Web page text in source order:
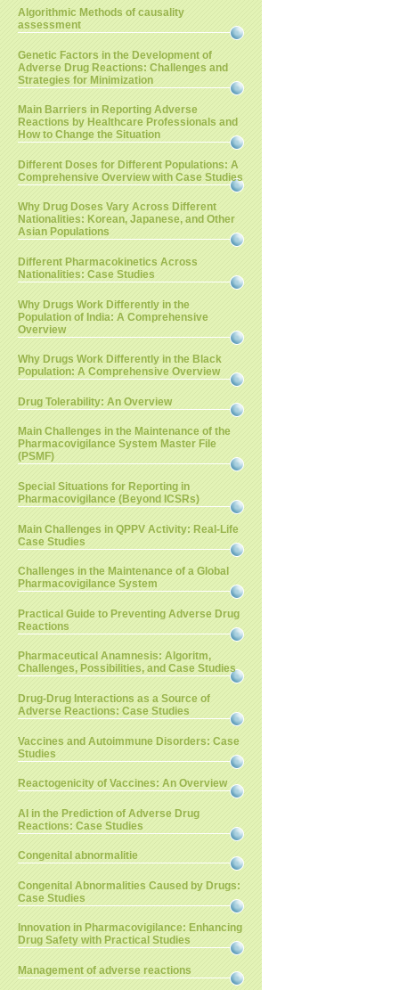
Algorithmic Methods of causality
assessment
Genetic Factors in the Development of
Adverse Drug Reactions: Challenges and
Strategies for Minimization
Main Barriers in Reporting Adverse
Reactions by Healthcare Professionals and
How to Change the Situation
Different Doses for Different Populations: A
Comprehensive Overview with Case Studies
Why Drug Doses Vary Across Different
Nationalities: Korean, Japanese, and Other
Asian Populations
Different Pharmacokinetics Across
Nationalities: Case Studies
Why Drugs Work Differently in the
Population of India: A Comprehensive
Overview
Why Drugs Work Differently in the Black
Population: A Comprehensive Overview
Drug Tolerability: An Overview
Main Challenges in the Maintenance of the
Pharmacovigilance System Master File
(PSMF)
Special Situations for Reporting in
Pharmacovigilance (Beyond ICSRs)
Main Challenges in QPPV Activity: Real-Life
Case Studies
Challenges in the Maintenance of a Global
Pharmacovigilance System
Practical Guide to Preventing Adverse Drug
Reactions
Pharmaceutical Anamnesis: Algoritm,
Challenges, Possibilities, and Case Studies
Drug-Drug Interactions as a Source of
Adverse Reactions: Case Studies
Vaccines and Autoimmune Disorders: Case
Studies
Reactogenicity of Vaccines: An Overview
AI in the Prediction of Adverse Drug
Reactions: Case Studies
Congenital abnormalitie
Congenital Abnormalities Caused by Drugs:
Case Studies
Innovation in Pharmacovigilance: Enhancing
Drug Safety with Practical Studies
Management of adverse reactions